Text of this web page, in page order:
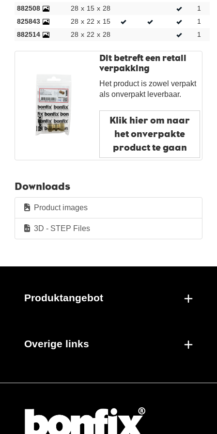
882508
28 x 15 x 28 1
825843
28 x 22 x 15 1
882514
28 x 22 x 28 1
Dit betreft een retail
verpakking
Het product is zowel verpakt
als onverpakt leverbaar.
Klik hier om naar
het onverpakte
product te gaan
Downloads
Product images
3D - STEP Files
Produktangebot
Overige links